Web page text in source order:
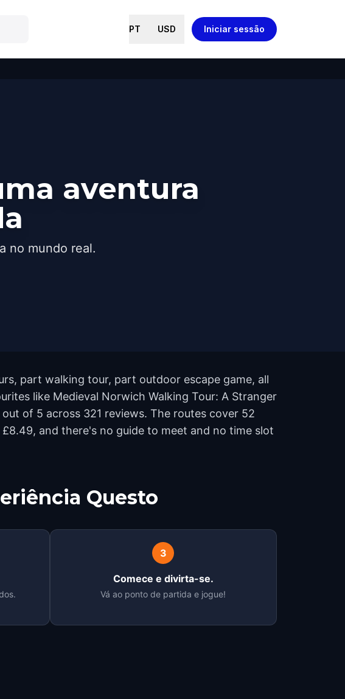
PT USD Iniciar sessão
aventura
no mundo real.
part walking tour, part outdoor escape game, all
like Medieval Norwich Walking Tour: A Stranger
of 5 across 321 reviews. The routes cover 52
and there's no guide to meet and no time slot
Questo
3
Comece e divirta-se.
Vá ao ponto de partida e jogue!